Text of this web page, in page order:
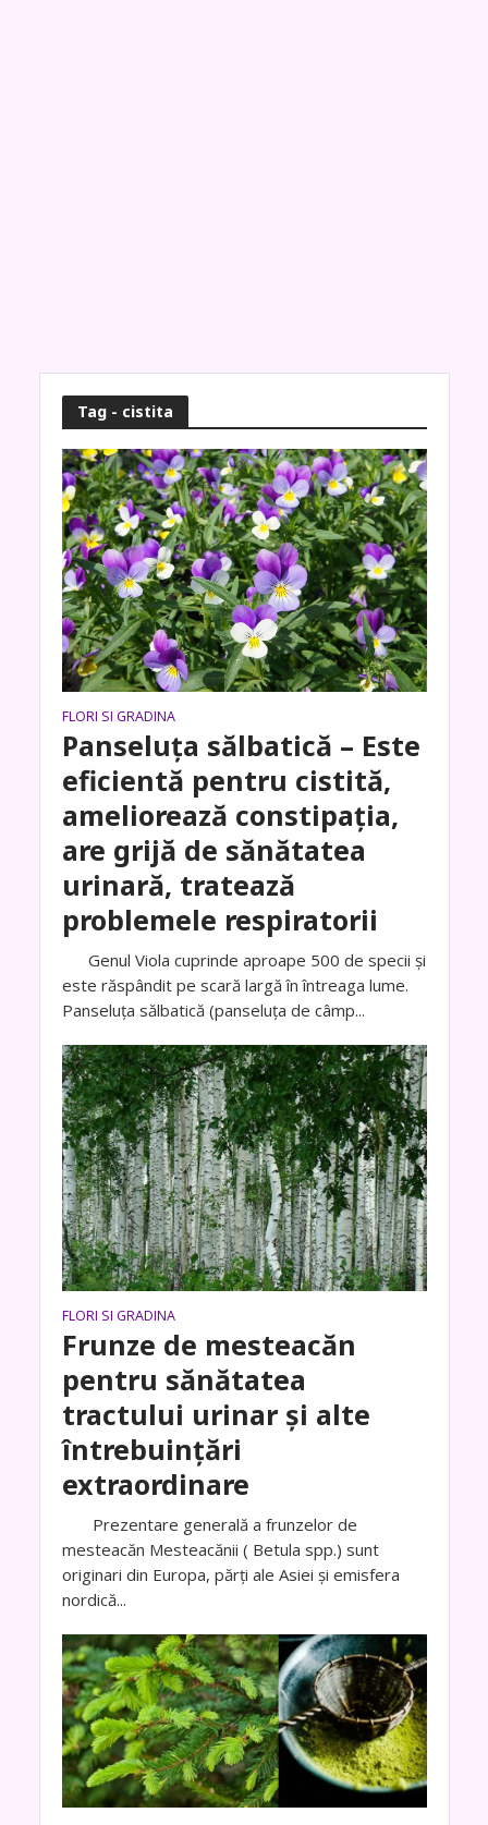
Tag - cistita
FLORI SI GRADINA
Panseluța sălbatică – Este
eficientă pentru cistită,
ameliorează constipația,
are grijă de sănătatea
urinară, tratează
problemele respiratorii
Genul Viola cuprinde aproape 500 de specii și
este răspândit pe scară largă în întreaga lume.
Panseluța sălbatică (panseluța de câmp...
FLORI SI GRADINA
Frunze de mesteacăn
pentru sănătatea
tractului urinar și alte
întrebuințări
extraordinare
Prezentare generală a frunzelor de
mesteacăn Mesteacănii ( Betula spp.) sunt
originari din Europa, părți ale Asiei și emisfera
nordică...